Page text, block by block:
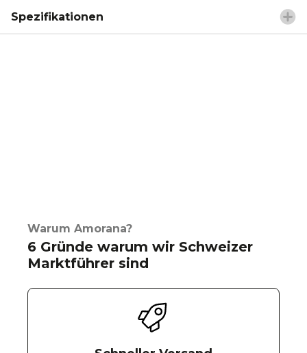
Spezifikationen
Warum Amorana?
6 Gründe warum wir Schweizer
Marktführer sind